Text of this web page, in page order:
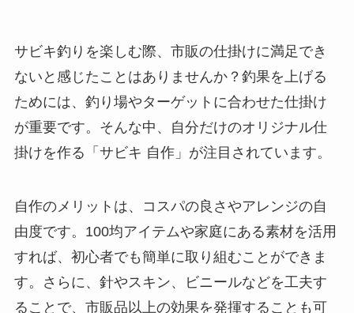
サビキ釣りを楽しむ際、市販の仕掛けに満足でき
ないと感じたことはありませんか？釣果を上げる
ためには、釣り場やターゲットに合わせた仕掛け
が重要です。そんな中、自分だけのオリジナル仕
掛けを作る「サビキ 自作」が注目されています。
自作のメリットは、コスパの良さやアレンジの自
由度です。100均アイテムや家庭にある素材を活用
すれば、初心者でも簡単に取り組むことができま
す。さらに、針やスキン、ビニールなどを工夫す
ることで、市販品以上の効果を発揮することも可